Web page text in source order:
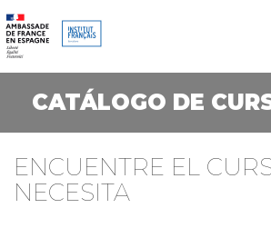
CATÁLOGO DE
ENCUENTRE EL
NECESITA